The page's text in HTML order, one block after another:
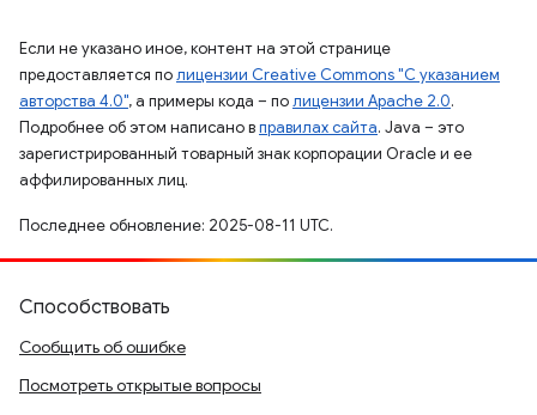
Если не указано иное, контент на этой странице
предоставляется полицензии Creative Commons "С указанием
авторства 4.0", а примеры кода – полицензии Apache 2.0.
Подробнее об этом написано вправилах сайта. Java – это
зарегистрированный товарный знак корпорации Oracle и ее
аффилированных лиц.
Последнее обновление: 2025-08-11 UTC.
Способствовать
Сообщить об ошибке
Посмотреть открытые вопросы